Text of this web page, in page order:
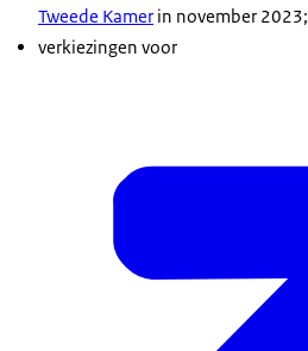
Tweede Kamer in november 2023;
verkiezingen voor